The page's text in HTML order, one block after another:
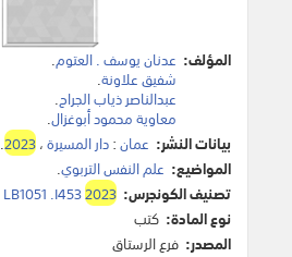
المؤلف: عدنان يوسف .‬ العتوم.
شفيق علاونة.
عبدالناصر ذياب الجراح.
معاوية محمود أبوغزال.
بيانات النشر: عمان:دار المسيرة،2023
.
المواضيع: علم النفس التربوي.
تصنيف الكونجرس:
LB1051 .I4532023
نوع المادة: كتب
المصدر: فرع الرستاق